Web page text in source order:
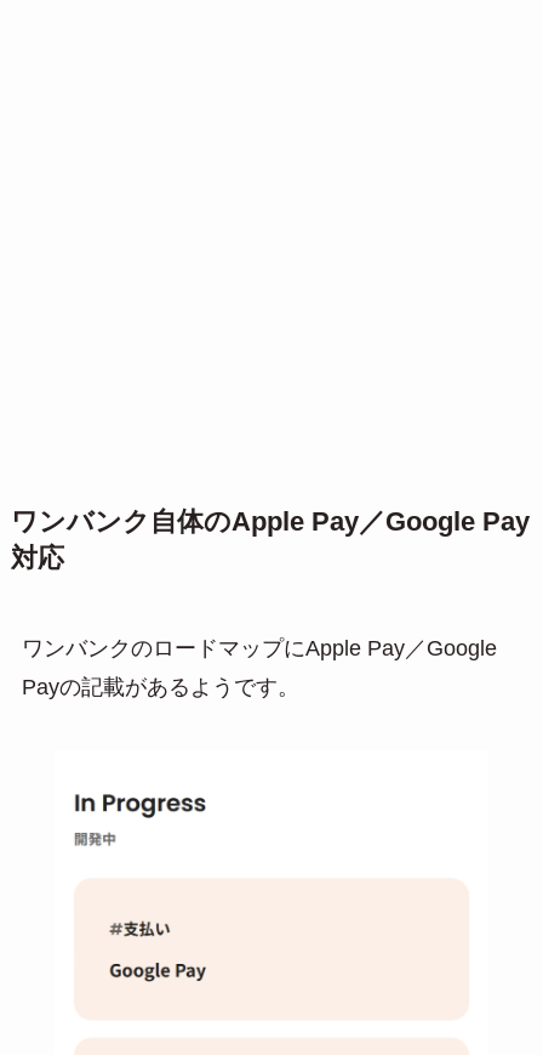
ワンバンク自体のApple Pay／Google Pay
対応
ワンバンクのロードマップにApple Pay／Google
Payの記載があるようです。